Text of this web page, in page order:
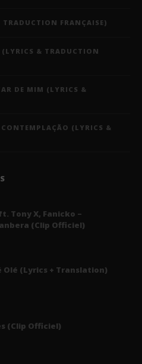
FRANÇAISE)
& TRADUCTION
DE MIM (LYRICS &
(LYRICS &
Tony X, Fanicko –
(Clip Officiel)
Olé (Lyrics + Translation)
(Clip Officiel)